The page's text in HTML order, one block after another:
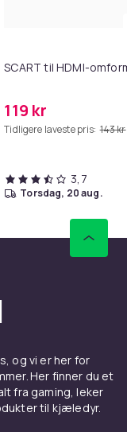
- Etui /
SCART til HDMI-
119 kr
Tidligere laveste pris: 143 kr
3,7
torsdag, 20 aug.
og vi er her for
Her finner du et
fra gaming, leker
til kjæledyr.